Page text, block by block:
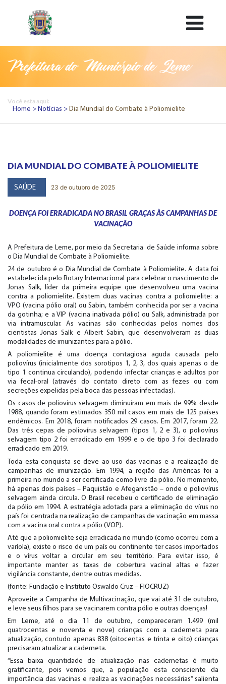
Prefeitura do Município de Leme
Você esta aqui:
Home
Notícias Dia Mundial do Combate à Poliomielite
DIA MUNDIAL DO COMBATE À POLIOMIELITE
SAÚDE 23 de outubro de 2025
DOENÇA FOI ERRADICADA NO BRASIL GRAÇAS ÀS CAMPANHAS DE
VACINAÇÃO
A Prefeitura de Leme, por meio da Secretaria de Saúde informa sobre
o Dia Mundial de Combate à Poliomielite.
24 de outubro é o Dia Mundial de Combate à Poliomielite. A data foi
estabelecida pelo Rotary Internacional para celebrar o nascimento de
Jonas Salk, líder da primeira equipe que desenvolveu uma vacina
contra a poliomielite. Existem duas vacinas contra a poliomielite: a
VPO (vacina pólio oral) ou Sabin, também conhecida por ser a vacina
da gotinha; e a VIP (vacina inativada pólio) ou Salk, administrada por
via intramuscular. As vacinas são conhecidas pelos nomes dos
cientistas Jonas Salk e Albert Sabin, que desenvolveram as duas
modalidades de imunizantes para a pólio.
A poliomielite é uma doença contagiosa aguda causada pelo
poliovírus (inicialmente dos sorotipos 1, 2, 3, dos quais apenas o de
tipo 1 continua circulando), podendo infectar crianças e adultos por
via fecal-oral (através do contato direto com as fezes ou com
secreções expelidas pela boca das pessoas infectadas).
Os casos de poliovírus selvagem diminuíram em mais de 99% desde
1988, quando foram estimados 350 mil casos em mais de 125 países
endêmicos. Em 2018, foram notificados 29 casos. Em 2017, foram 22.
Das três cepas de poliovírus selvagem (tipos 1, 2 e 3), o poliovírus
selvagem tipo 2 foi erradicado em 1999 e o de tipo 3 foi declarado
erradicado em 2019.
Toda esta conquista se deve ao uso das vacinas e a realização de
campanhas de imunização. Em 1994, a região das Américas foi a
primeira no mundo a ser certificada como livre da pólio. No momento,
há apenas dois países – Paquistão e Afeganistão – onde o poliovírus
selvagem ainda circula. O Brasil recebeu o certificado de eliminação
da pólio em 1994. A estratégia adotada para a eliminação do vírus no
país foi centrada na realização de campanhas de vacinação em massa
com a vacina oral contra a pólio (VOP).
Até que a poliomielite seja erradicada no mundo (como ocorreu com a
varíola), existe o risco de um país ou continente ter casos importados
e o vírus voltar a circular em seu território. Para evitar isso, é
importante manter as taxas de cobertura vacinal altas e fazer
vigilância constante, dentre outras medidas.
(fonte: Fundação e Instituto Oswaldo Cruz – FIOCRUZ)
Aproveite a Campanha de Multivacinação, que vai até 31 de outubro,
e leve seus filhos para se vacinarem contra pólio e outras doenças!
Em Leme, até o dia 11 de outubro, compareceram 1.499 (mil
quatrocentas e noventa e nove) crianças com a caderneta para
atualização, contudo apenas 838 (oitocentas e trinta e oito) crianças
precisaram atualizar a caderneta.
“Essa baixa quantidade de atualização nas cadernetas é muito
gratificante, pois vemos que, a população esta consciente da
importância das vacinas e realiza as vacinações necessárias” salienta